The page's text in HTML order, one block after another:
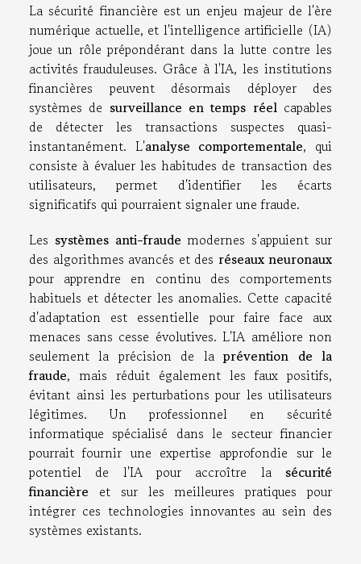
La sécurité financière est un enjeu majeur de l'ère
numérique actuelle, et l'intelligence artificielle (IA)
joue un rôle prépondérant dans la lutte contre les
activités frauduleuses. Grâce à l'IA, les institutions
financières peuvent désormais déployer des
systèmes de surveillance en temps réelcapables
de détecter les transactions suspectes quasi-
instantanément. L'analyse comportementale, qui
consiste à évaluer les habitudes de transaction des
utilisateurs, permet d'identifier les écarts
significatifs qui pourraient signaler une fraude.
Les systèmes anti-fraude modernes s'appuient sur
des algorithmes avancés et des réseaux neuronaux
pour apprendre en continu des comportements
habituels et détecter les anomalies. Cette capacité
d'adaptation est essentielle pour faire face aux
menaces sans cesse évolutives. L'IA améliore non
seulement la précision de laprévention de la
fraude, mais réduit également les faux positifs,
évitant ainsi les perturbations pour les utilisateurs
légitimes. Un professionnel en sécurité
informatique spécialisé dans le secteur financier
pourrait fournir une expertise approfondie sur le
potentiel de l'IA pour accroître la sécurité
financière et sur les meilleures pratiques pour
intégrer ces technologies innovantes au sein des
systèmes existants.